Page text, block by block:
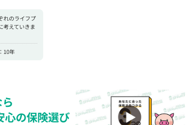
れのライフプ
考えていきま
10年
心の保険選び